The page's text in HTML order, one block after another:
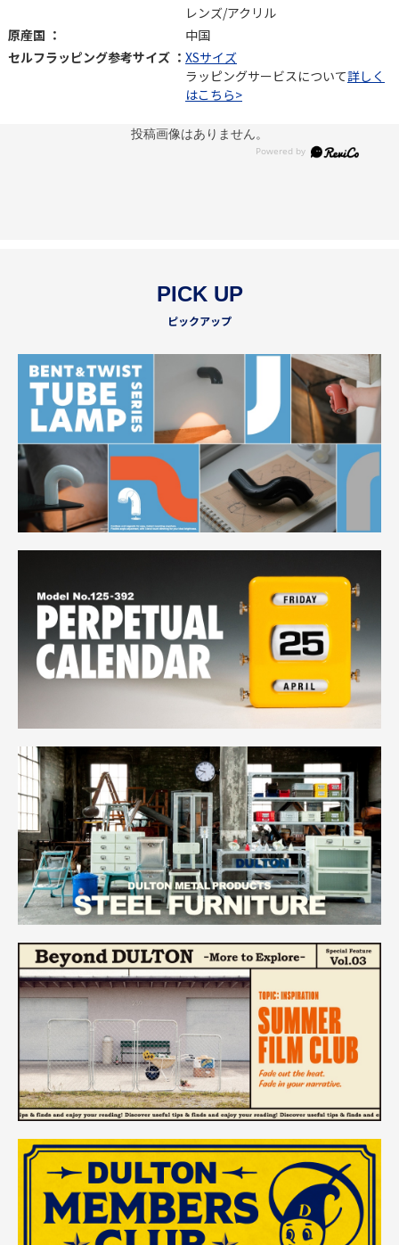
レンズ/アクリル
原産国 ：
中国
セルフラッピング参考サイズ ： XSサイズ
ラッピングサービスについて詳しく
はこちら>
投稿画像はありません。
PICK UP
ピックアップ